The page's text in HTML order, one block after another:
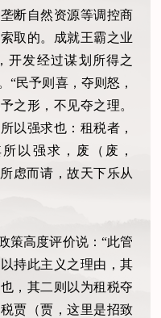
断自然资源等调控商
取的。成就王霸之业
开发经过谋划所得之
“民予则喜，夺则怒，
之形，不见夺之理。
以强求也：租税者，
以强求，废（废，
虑而请，故天下乐从
策高度评价说：“此管
持此主义之理由，其
，其二则以为租税夺
贾（贾，这里是招致